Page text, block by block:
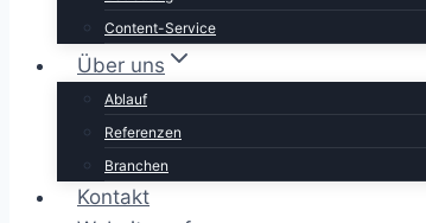
Content-Service
Über uns
Ablauf
Referenzen
Branchen
Kontakt